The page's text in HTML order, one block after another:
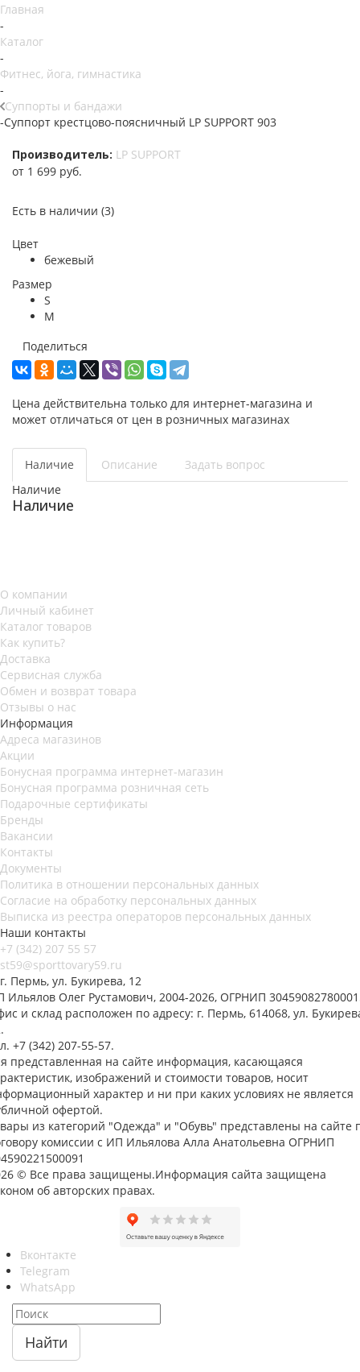
Главная
-
Каталог
-
Фитнес, йога, гимнастика
-
Суппорты и бандажи
-Суппорт крестцово-поясничный LP SUPPORT 903
Производитель: LP SUPPORT
от 1 699 руб.
Есть в наличии (3)
Цвет
бежевый
Размер
S
M
Поделиться
Цена действительна только для интернет-магазина и
может отличаться от цен в розничных магазинах
Наличие Описание
Задать вопрос
Наличие
Наличие
О компании
Личный кабинет
Каталог товаров
Как купить?
Доставка
Сервисная служба
Обмен и возврат товара
Отзывы о нас
Информация
Адреса магазинов
Акции
Бонусная программа интернет-магазин
Бонусная программа розничная сеть
Подарочные сертификаты
Бренды
Вакансии
Контакты
Документы
Политика в отношении персональных данных
Согласие на обработку персональных данных
Выписка из реестра операторов персональных данных
Наши контакты
+7 (342) 207 55 57
st59@sporttovary59.ru
г. Пермь, ул. Букирева, 12
Ильялов Олег Рустамович, 2004-2026, ОГРНИП
и склад расположен по адресу: г. Пермь, 614068, ул.
+7 (342) 207-55-57.
представленная на сайте информация, касающаяся
изображений и стоимости товаров, носит
характер и ни при каких условиях не является
офертой.
из категорий "Одежда" и "Обувь" представлены на сайте
комиссии с ИП Ильялова Алла Анатольевна ОГРНИП
© Все права защищены.Информация сайта защищена
об авторских правах.
Вконтакте
Telegram
WhatsApp
Найти